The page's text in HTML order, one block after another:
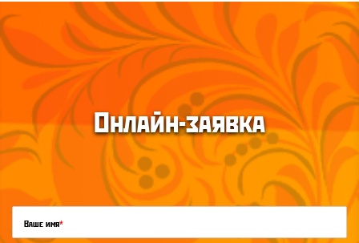
Онлайн-заявка
Ваше имя*